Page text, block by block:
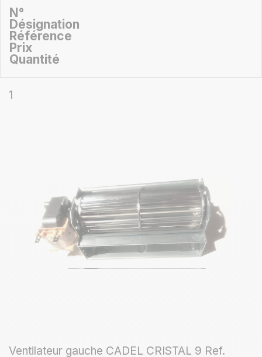
N°
Désignation
Référence
Prix
Quantité
1
Ventilateur gauche CADEL CRISTAL 9 Ref.